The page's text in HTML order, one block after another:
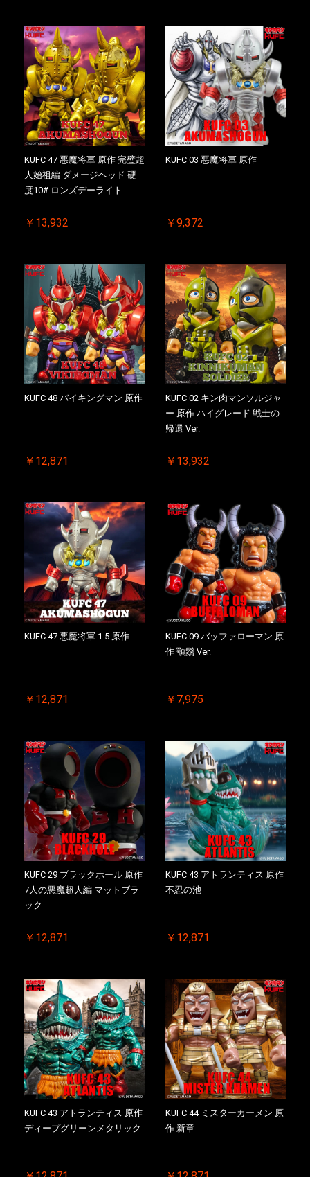
KUFC 47 悪魔将軍 原作 完璧超
人始祖編 ダメージヘッド 硬
度10# ロンズデーライト
￥13,932
KUFC 03 悪魔将軍 原作
￥9,372
KUFC 48 バイキングマン 原作
￥12,871
KUFC 02 キン肉マンソルジャ
ー 原作 ハイグレード 戦士の
帰還 Ver.
￥13,932
KUFC 47 悪魔将軍 1.5 原作
￥12,871
KUFC 09 バッファローマン 原
作 顎鬚 Ver.
￥7,975
KUFC 29 ブラックホール 原作
7人の悪魔超人編 マットブラ
ック
￥12,871
KUFC 43 アトランティス 原作
不忍の池
￥12,871
KUFC 43 アトランティス 原作
ディープグリーンメタリック
KUFC 44 ミスターカーメン 原
作 新章